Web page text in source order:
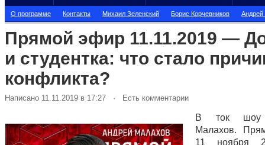
О программе Контакты Михаил Зеленский Борис Корчевников
Прямой эфир 11.11.2019 —
и студентка: что стало
конфликта?
Написано 11.11.2019 в 17:27 · Есть комментарии
В ток шоу
Малахов.
11 ноября